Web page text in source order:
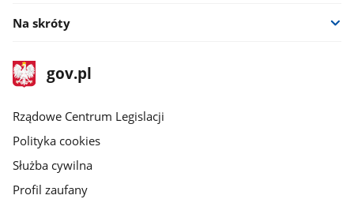
Na skróty
stopka
gov.plStrona
gov.pl
Rządowe Centrum Legislacji
Polityka cookies
Służba cywilna
Profil zaufany